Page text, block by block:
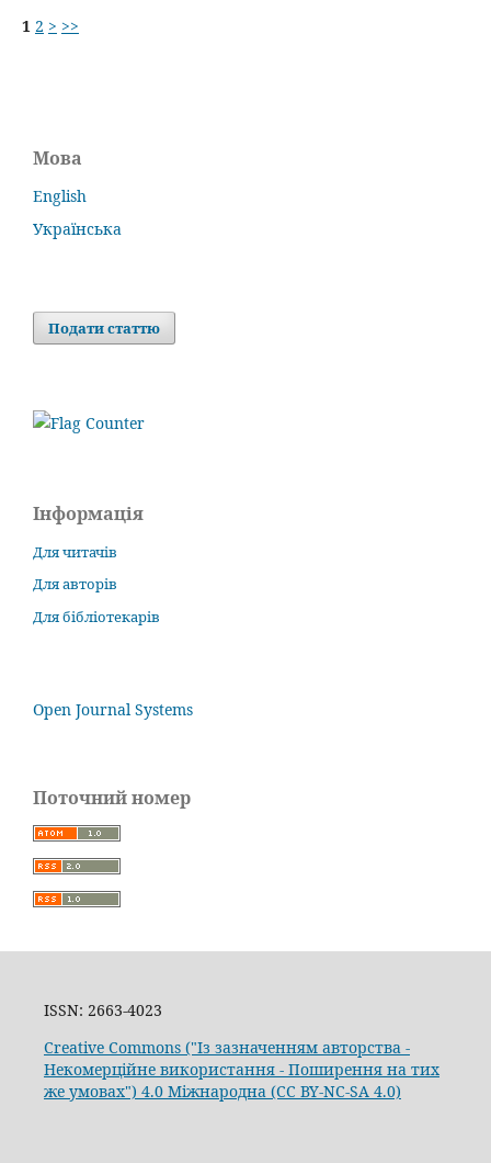
1 2 > >>
Мова
English
Українська
Подати статтю
Інформація
Для читачів
Для авторів
Для бібліотекарів
Open Journal Systems
Поточний номер
ISSN: 2663-4023
Creative Commons ("Із зазначенням авторства -
Некомерційне використання - Поширення на тих
же умовах") 4.0 Міжнародна (CC BY-NC-SA 4.0)